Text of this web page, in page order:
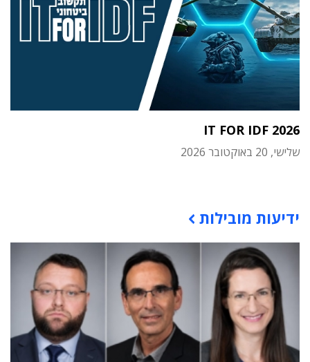
IT FOR IDF 2026
שלישי, 20 באוקטובר 2026
ידיעות מובילות